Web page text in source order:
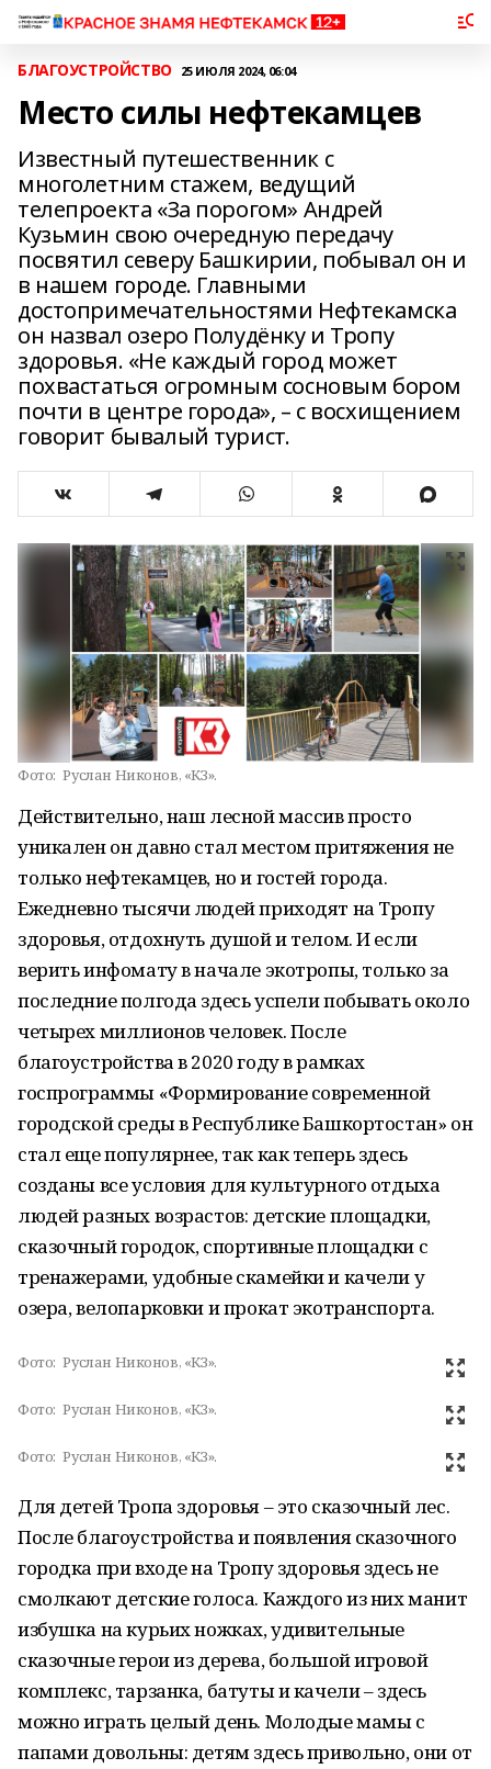
БЛАГОУСТРОЙСТВО 25 ИЮЛЯ 2024, 06:04
Место силы нефтекамцев
Известный путешественник с
многолетним стажем, ведущий
телепроекта «За порогом» Андрей
Кузьмин свою очередную передачу
посвятил северу Башкирии, побывал он и
в нашем городе. Главными
достопримечательностями Нефтекамска
он назвал озеро Полудёнку и Тропу
здоровья. «Не каждый город может
похвастаться огромным сосновым бором
почти в центре города», – с восхищением
говорит бывалый турист.
Фото: Руслан Никонов, «КЗ».
Действительно, наш лесной массив просто
уникален он давно стал местом притяжения не
только нефтекамцев, но и гостей города.
Ежедневно тысячи людей приходят на Тропу
здоровья, отдохнуть душой и телом. И если
верить инфомату в начале экотропы, только за
последние полгода здесь успели побывать около
четырех миллионов человек. После
благоустройства в 2020 году в рамках
госпрограммы «Формирование современной
городской среды в Республике Башкортостан» он
стал еще популярнее, так как теперь здесь
созданы все условия для культурного отдыха
людей разных возрастов: детские площадки,
сказочный городок, спортивные площадки с
тренажерами, удобные скамейки и качели у
озера, велопарковки и прокат экотранспорта.
Фото: Руслан Никонов, «КЗ».
Фото: Руслан Никонов, «КЗ».
Фото: Руслан Никонов, «КЗ».
Для детей Тропа здоровья – это сказочный лес.
После благоустройства и появления сказочного
городка при входе на Тропу здоровья здесь не
смолкают детские голоса. Каждого из них манит
избушка на курьих ножках, удивительные
сказочные герои из дерева, большой игровой
комплекс, тарзанка, батуты и качели – здесь
можно играть целый день. Молодые мамы с
папами довольны: детям здесь привольно, они от